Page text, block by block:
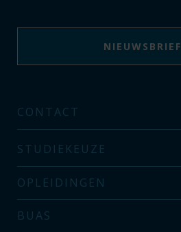
NIEUWSBRIEF
CONTACT
STUDIEKEUZE
OPLEIDINGEN
BUAS